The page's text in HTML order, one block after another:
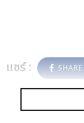
แชร์ : SHARE